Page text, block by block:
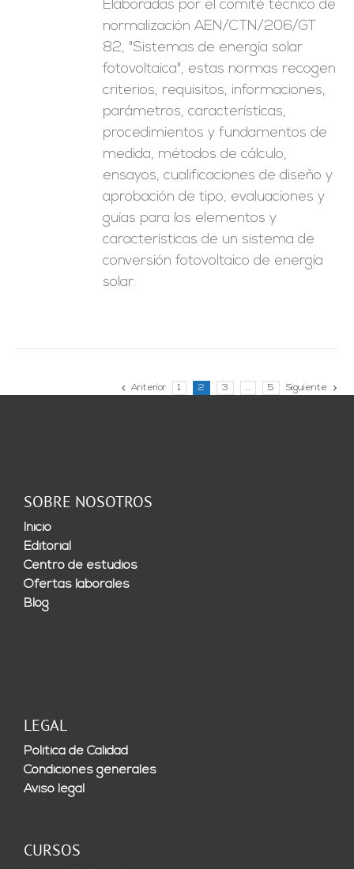
Elaboradas por el comité técnico de
normalización AEN/CTN/206/GT
82, "Sistemas de energía solar
fotovoltaica", estas normas recogen
criterios, requisitos, informaciones,
parámetros, características,
procedimientos y fundamentos de
medida, métodos de cálculo,
ensayos, cualificaciones de diseño y
aprobación de tipo, evaluaciones y
guías para los elementos y
características de un sistema de
conversión fotovoltaico de energía
solar.
Anterior 1 2 3 … 5 Siguiente
SOBRE NOSOTROS
Inicio
Editorial
Centro de estudios
Ofertas laborales
Blog
LEGAL
Política de Calidad
Condiciones generales
Aviso legal
CURSOS